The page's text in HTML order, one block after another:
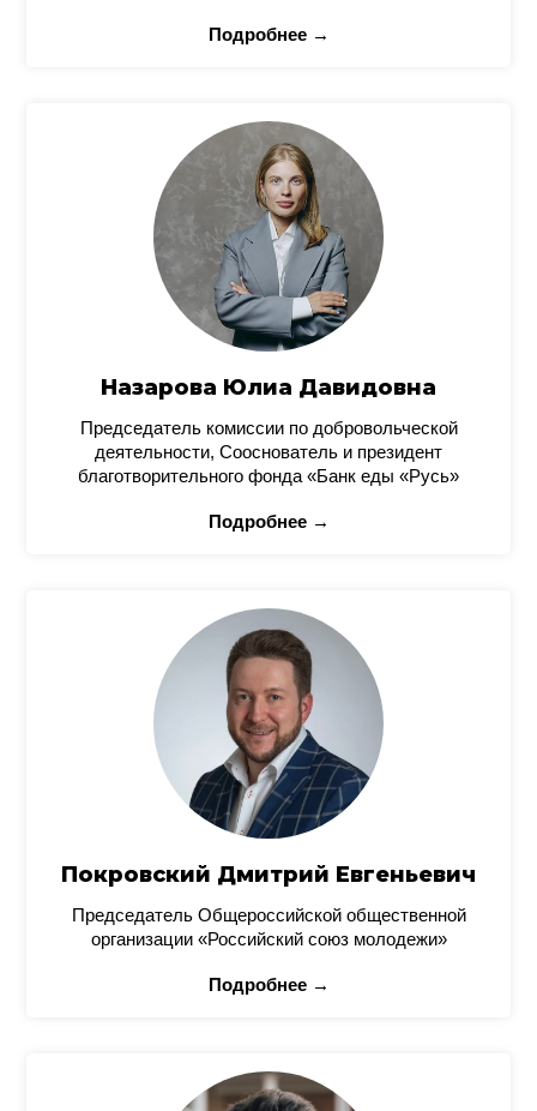
Подробнее →
Назарова Юлиа Давидовна
Председатель комиссии по добровольческой
деятельности, Сооснователь и президент
благотворительного фонда «Банк еды «Русь»
Подробнее →
Покровский Дмитрий Евгеньевич
Председатель Общероссийской общественной
организации «Российский союз молодежи»
Подробнее →